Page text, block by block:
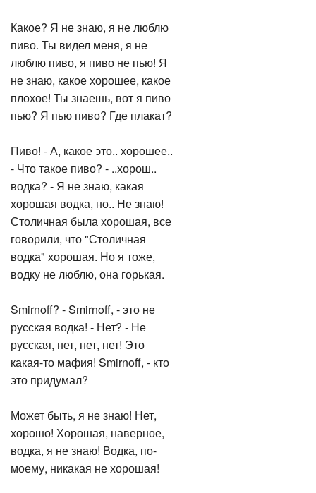
Какое? Я не знаю, я не люблю
пиво. Ты видел меня, я не
люблю пиво, я пиво не пью! Я
не знаю, какое хорошее, какое
плохое! Ты знаешь, вот я пиво
пью? Я пью пиво? Где плакат?
Пиво! - А, какое это.. хорошее..
- Что такое пиво? - ..хорош..
водка? - Я не знаю, какая
хорошая водка, но.. Не знаю!
Столичная была хорошая, все
говорили, что "Столичная
водка" хорошая. Но я тоже,
водку не люблю, она горькая.
Smirnoff? - Smirnoff, - это не
русская водка! - Нет? - Не
русская, нет, нет, нет! Это
какая-то мафия! Smirnoff, - кто
это придумал?
Может быть, я не знаю! Нет,
хорошо! Хорошая, наверное,
водка, я не знаю! Водка, по-
моему, никакая не хорошая!